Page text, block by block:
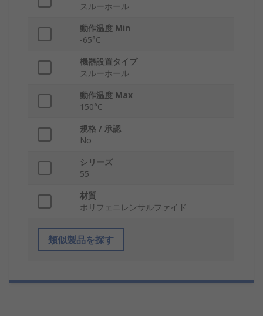
スルーホール
動作温度 Min
-65°C
機器設置タイプ
スルーホール
動作温度 Max
150°C
規格 / 承認
No
シリーズ
55
材質
ポリフェニレンサルファイド
類似製品を探す